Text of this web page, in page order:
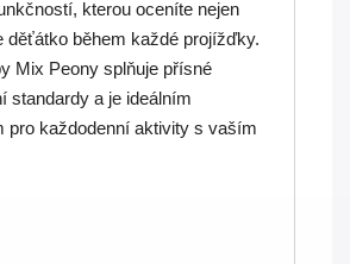
kterou oceníte nejen
děťátko během každé projížďky.
Mix Peony splňuje přísné
standardy a je ideálním
pro každodenní aktivity s vaším